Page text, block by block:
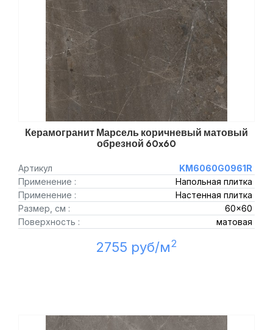
Керамогранит Марсель коричневый матовый
обрезной 60x60
Артикул
KM6060G0961R
Применение :
Напольная плитка
Применение :
Настенная плитка
Размер, см :
60x60
Поверхность :
матовая
2755 руб/м2